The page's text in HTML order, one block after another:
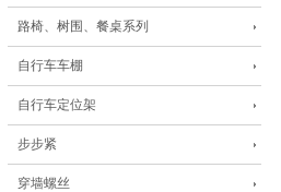
路椅、树围、餐桌系列
自行车车棚
自行车定位架
步步紧
穿墙螺丝